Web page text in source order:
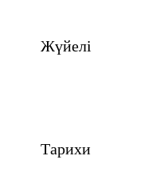
Жүйелі
Тарихи